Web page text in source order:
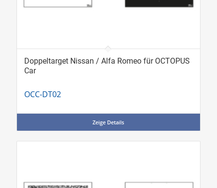
Doppeltarget Nissan / Alfa Romeo für OCTOPUS
Car
OCC-DT02
Zeige Details